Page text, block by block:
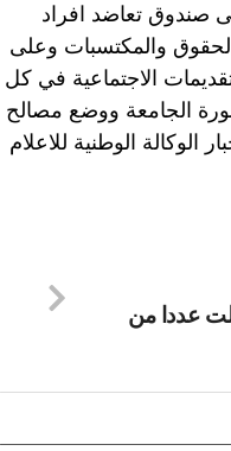
صندوق تعاضد افراد
والمكتسبات وعلى
الاجتماعية في كل
الجامعة ووضع مصالح
الوطنية للاعلام
عددا من